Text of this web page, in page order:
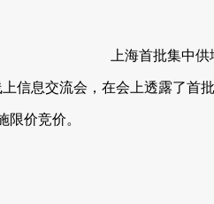
上海首批集中
信息交流会，在会上透露了首
限价竞价。